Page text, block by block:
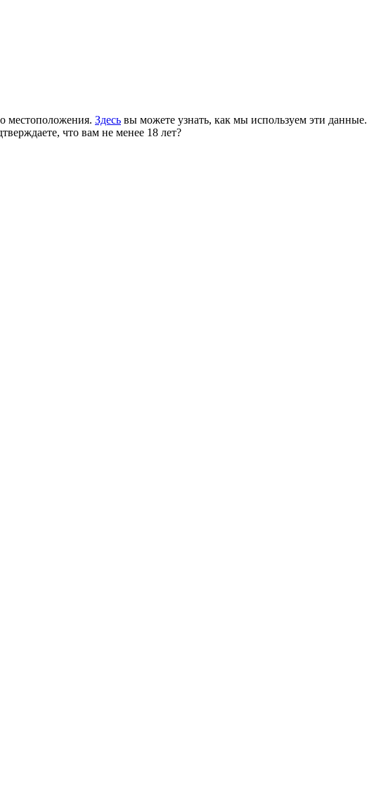
местоположения. Здесь вы можете узнать, как мы используем эти данные.
что вам не менее 18 лет?